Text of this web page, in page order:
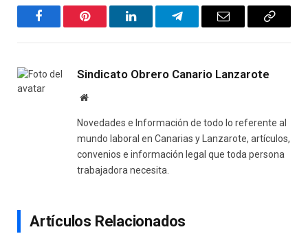
FacebookPinterest LinkedInTelegramEmail
Copy
Sindicato Obrero Canario Lanzarote
Website
Novedades e Información de todo lo referente al
mundo laboral en Canarias y Lanzarote, artículos,
convenios e información legal que toda persona
trabajadora necesita.
Artículos Relacionados